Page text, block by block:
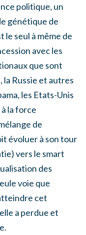
politique, un
génétique de
le seul à même de
avec les
que sont
la Russie et autres
les Etats-Unis
la force
de
évoluer à son tour
vers le smart
des
voie que
cet
a perdue et